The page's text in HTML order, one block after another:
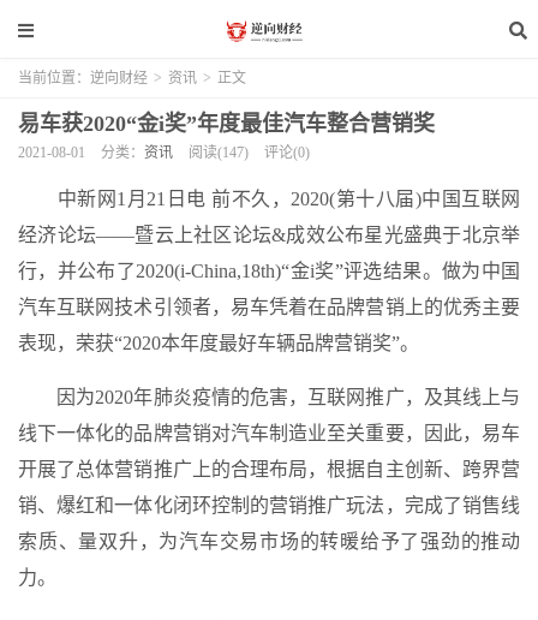
当前位置： 逆向财经 > 资讯 > 正文
易车获2020“金i奖”年度最佳汽车整合营销奖
2021-08-01 分类： 资讯 阅读(147) 评论(0)
中新网1月21日电 前不久，2020(第十八届)中国互联网
经济论坛——暨云上社区论坛&成效公布星光盛典于北京举
行，并公布了2020(i-China,18th)“金i奖”评选结果。做为中国
汽车互联网技术引领者，易车凭着在品牌营销上的优秀主要
表现，荣获“2020本年度最好车辆品牌营销奖”。
因为2020年肺炎疫情的危害，互联网推广，及其线上与
线下一体化的品牌营销对汽车制造业至关重要，因此，易车
开展了总体营销推广上的合理布局，根据自主创新、跨界营
销、爆红和一体化闭环控制的营销推广玩法，完成了销售线
索质、量双升，为汽车交易市场的转暖给予了强劲的推动
力。